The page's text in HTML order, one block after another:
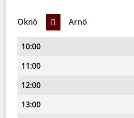
Oknö
Arnö
Oknö Arnö
Avgår
10:00
11:00
12:00
13:00